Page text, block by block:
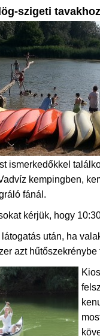
szigeti tavakhoz
ismerkedőkkel
kempingben,
fánál.
kérjük, hogy
után, ha
azt hűtőszekrénybe